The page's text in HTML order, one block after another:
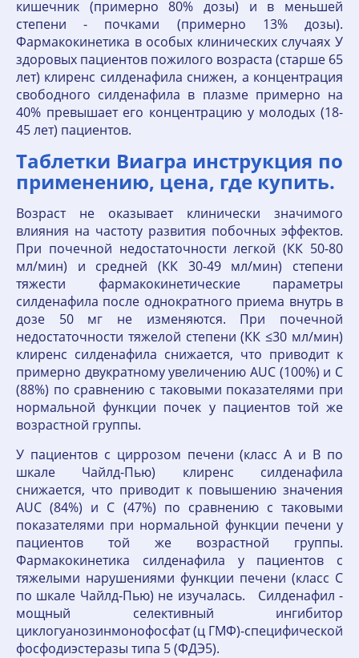
кишечник (примерно 80% дозы) и в меньшей
степени - почками (примерно 13% дозы).
Фармакокинетика в особых клинических случаях У
здоровых пациентов пожилого возраста (старше 65
лет) клиренс силденафила снижен, а концентрация
свободного силденафила в плазме примерно на
40% превышает его концентрацию у молодых (18-
45 лет) пациентов.
Таблетки Виагра инструкция по
применению, цена, где купить.
Возраст не оказывает клинически значимого
влияния на частоту развития побочных эффектов.
При почечной недостаточности легкой (КК 50-80
мл/мин) и средней (КК 30-49 мл/мин) степени
тяжести фармакокинетические параметры
силденафила после однократного приема внутрь в
дозе 50 мг не изменяются. При почечной
недостаточности тяжелой степени (КК ≤30 мл/мин)
клиренс силденафила снижается, что приводит к
примерно двукратному увеличению AUC (100%) и C
(88%) по сравнению с таковыми показателями при
нормальной функции почек у пациентов той же
возрастной группы.
У пациентов с циррозом печени (класс А и В по
шкале Чайлд-Пью) клиренс силденафила
снижается, что приводит к повышению значения
AUC (84%) и C (47%) по сравнению с таковыми
показателями при нормальной функции печени у
пациентов той же возрастной группы.
Фармакокинетика силденафила у пациентов с
тяжелыми нарушениями функции печени (класс С
по шкале Чайлд-Пью) не изучалась. Силденафил -
мощный селективный ингибитор
циклогуанозинмонофосфат (ц ГМФ)-специфической
фосфодиэстеразы типа 5 (ФДЭ5).